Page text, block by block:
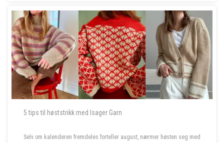
5 tips til høststrikk med Isager Garn
Selv om kalenderen fremdeles forteller august, nærmer høsten seg med